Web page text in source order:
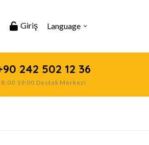
Giriş Language
242 502 12 36
8:00 19:00 Destek Merkezi